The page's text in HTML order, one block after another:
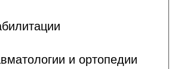
и ортопедии